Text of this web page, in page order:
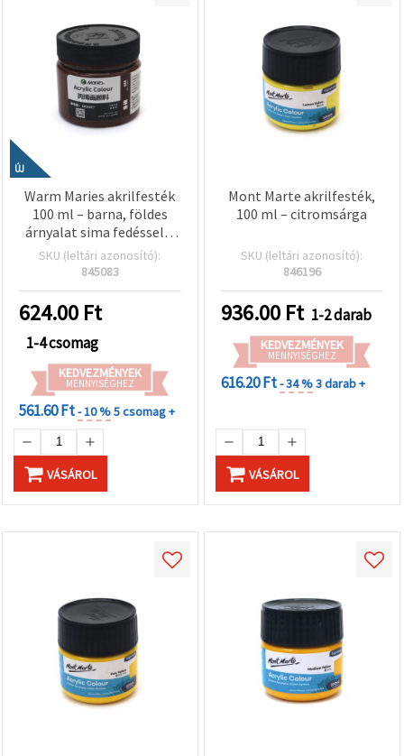
ÚJ
Warm Maries akrilfesték
100 ml – barna, földes
árnyalat sima fedéssel –
művészeknek, diákoknak
és kreatív hobby- és
SKU (leltári azonosító):
845083
624.00 Ft
1-4 csomag
KEDVEZMÉNYEK
MENNYISÉGHEZ
561.60 Ft- 10 %5 csomag +
VÁSÁROL
Mont Marte akrilfesték,
100 ml – citromsárga
SKU (leltári azonosító):
846196
936.00 Ft 1-2 darab
KEDVEZMÉNYEK
MENNYISÉGHEZ
616.20 Ft- 34 %3 darab +
VÁSÁROL